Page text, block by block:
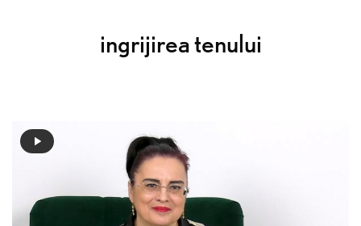
ingrijirea tenului